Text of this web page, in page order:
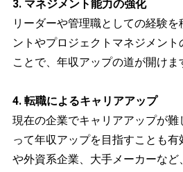
3. マネジメント能力の強化
リーダーや管理職としての経験
ントやプロジェクトマネジメン
ことで、年収アップの道が開けま
4. 転職によるキャリアアップ
現在の企業でキャリアアップが難
って年収アップを目指すことも
や外資系企業、大手メーカーな